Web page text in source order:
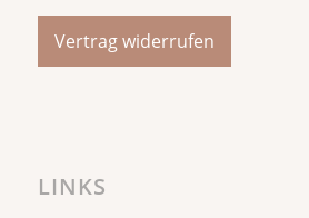
Vertrag widerrufen
LINKS